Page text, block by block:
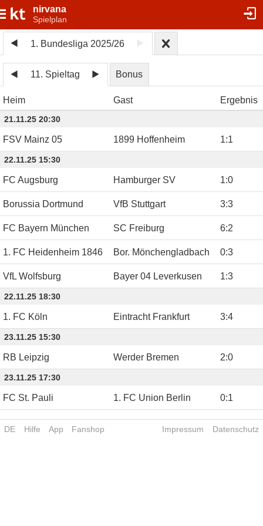
nirvana
Spielplan
1. Bundesliga 2025/26
11. Spieltag Bonus
Heim Gast Ergebnis
21.11.25 20:30
FSV Mainz 05 1899 Hoffenheim 1:1
22.11.25 15:30
FC Augsburg Hamburger SV 1:0
Borussia Dortmund VfB Stuttgart 3:3
FC Bayern München SC Freiburg 6:2
1. FC Heidenheim 1846 Bor. Mönchengladbach 0:3
VfL Wolfsburg Bayer 04 Leverkusen 1:3
22.11.25 18:30
1. FC Köln Eintracht Frankfurt 3:4
23.11.25 15:30
RB Leipzig Werder Bremen 2:0
23.11.25 17:30
FC St. Pauli 1. FC Union Berlin 0:1
DE Hilfe App Fanshop Impressum Datenschutz